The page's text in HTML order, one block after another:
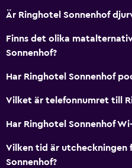
Är Ringhotel Sonnenhof
Finns det olika
Sonnenhof?
Har Ringhotel Sonnenhof
Vilket är telefonnumret till
Har Ringhotel Sonnenhof
Vilken tid är utcheckningen
Sonnenhof?